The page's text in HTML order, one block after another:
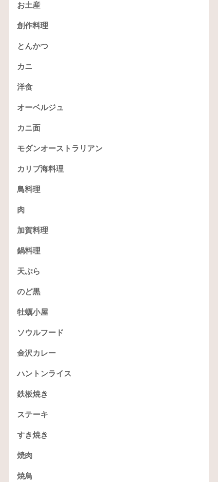
お土産
創作料理
とんかつ
カニ
洋食
オーベルジュ
カニ面
モダンオーストラリアン
カリブ海料理
鳥料理
肉
加賀料理
鍋料理
天ぷら
のど黒
牡蠣小屋
ソウルフード
金沢カレー
ハントンライス
鉄板焼き
ステーキ
すき焼き
焼肉
焼鳥